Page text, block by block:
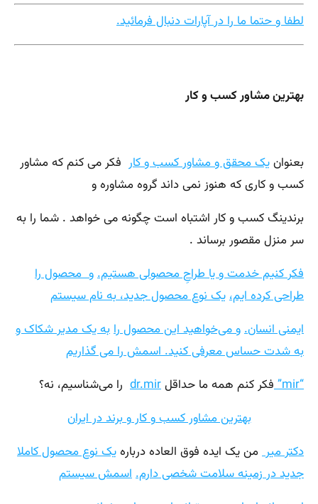
لطفا و حتما ما را در آپارات دنبال فرمائید.
بهترین مشاور کسب و کار
بعنوانیک محقق و مشاور کسب و کار فکر می کنم که مشاور
کسب و کاری که هنوز نمی داند گروه مشاوره و
برندینگ کسب و کار اشتباه است چگونه می خواهد . شما را به
سر منزل مقصور برساند .
فکر کنیم خدمت و یا طراحِ محصولی هستیم.و محصول را
طراحی کرده ایم،یک نوع محصول جدید، به نام سیستم
ایمنی انسان.و می‌خواهید این محصول رابه یکمدیرشکاک و
به شدت حساس معرفی کنید. اسمش را می گذاریم
“mir”
فکر کنم همه ما حداقلdr.mir را می‌شناسیم، نه؟
بهترین مشاور کسب و کار و برند در ایران
دکتر میرمن یک ایده فوق العاده دربارهیک نوع محصول کاملا
جدید در زمینه سلامت شخصی دارم.اسمش سیستم